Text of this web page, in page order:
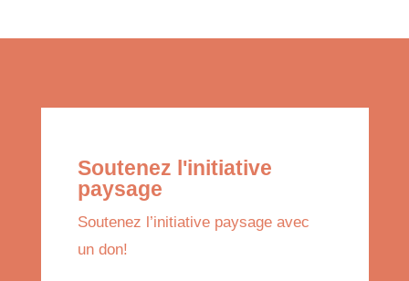
Soutenez l'initiative
paysage
Soutenez l’initiative paysage avec
un don!